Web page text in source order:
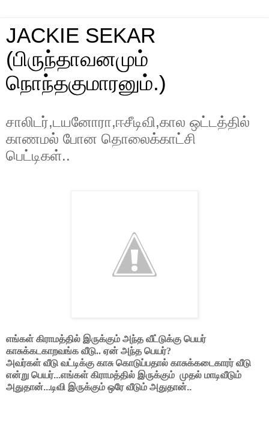
JACKIE SEKAR
(பிருந்தாவனமும்
நொந்தகுமாரனும்.)
சாலிடர்,டயனோரா,ஈசீடிவி,கால ஒட்டத்தில்
காணமல் போன தொலைக்காட்சி
பெட்டிகள்..
எங்கள் கிராமத்தில் இருக்கும் அந்த வீட்டுக்கு பெயர்
காசுக்கடகாறவங்க வீடு.. ஏன் அந்த பெயர்?
அவர்கள் வீடு வட்டிக்கு காசு கொடுப்பதால் காசுக்கடைகாரர் வீடு
என்று பெயர்...எங்கள் கிராமத்தில் இருக்கும் முதல் மாடிவீடும்
அதுதான்...டிவி இருக்கும் ஒரே வீடும் அதுதான்..